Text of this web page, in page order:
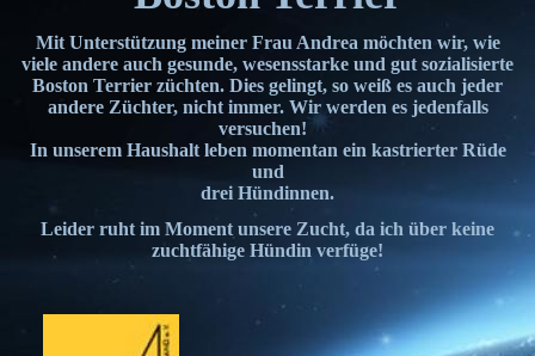
Mit Unterstützung meiner Frau Andrea möchten wir, wie
viele andere auch gesunde, wesensstarke und gut sozialisierte
Boston Terrier züchten. Dies gelingt, so weiß es auch jeder
andere Züchter, nicht immer. Wir werden es jedenfalls
versuchen!
In unserem Haushalt leben momentan ein kastrierter Rüde
und
drei Hündinnen.
Leider ruht im Moment unsere Zucht, da ich über keine
zuchtfähige Hündin verfüge!